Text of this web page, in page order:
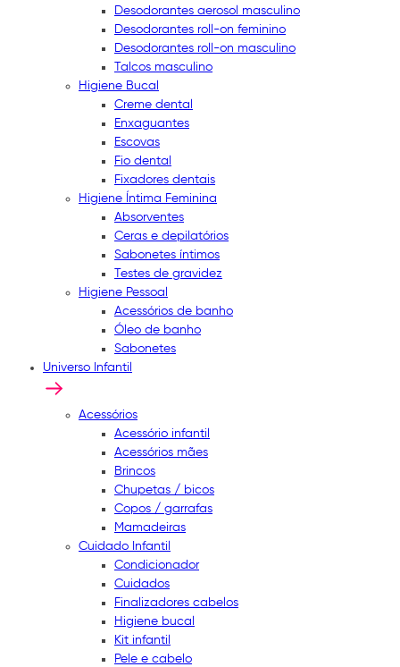
Desodorantes aerosol masculino
Desodorantes roll-on feminino
Desodorantes roll-on masculino
Talcos masculino
Higiene Bucal
Creme dental
Enxaguantes
Escovas
Fio dental
Fixadores dentais
Higiene Íntima Feminina
Absorventes
Ceras e depilatórios
Sabonetes íntimos
Testes de gravidez
Higiene Pessoal
Acessórios de banho
Óleo de banho
Sabonetes
Universo Infantil
Acessórios
Acessório infantil
Acessórios mães
Brincos
Chupetas / bicos
Copos / garrafas
Mamadeiras
Cuidado Infantil
Condicionador
Cuidados
Finalizadores cabelos
Higiene bucal
Kit infantil
Pele e cabelo